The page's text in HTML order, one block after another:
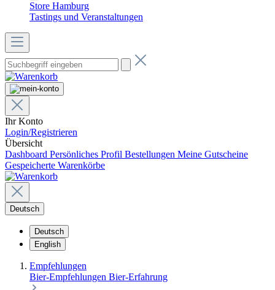
Store Hamburg
Tastings und Veranstaltungen
Ihr Konto
Login/Registrieren
Übersicht
Dashboard Persönliches Profil Bestellungen Meine Gutscheine
Gespeicherte Warenkörbe
Deutsch
Deutsch
English
Empfehlungen
Bier-Empfehlungen Bier-Erfahrung